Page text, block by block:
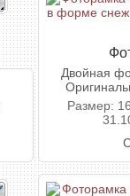
Двойная
Размер: